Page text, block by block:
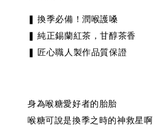
❚ 換季必備！潤喉護嗓
❚ 純正錫蘭紅茶，甘醇茶香
❚ 匠心職人製作品質保證
身為喉糖愛好者的胎胎
喉糖可說是換季之時的神救星啊